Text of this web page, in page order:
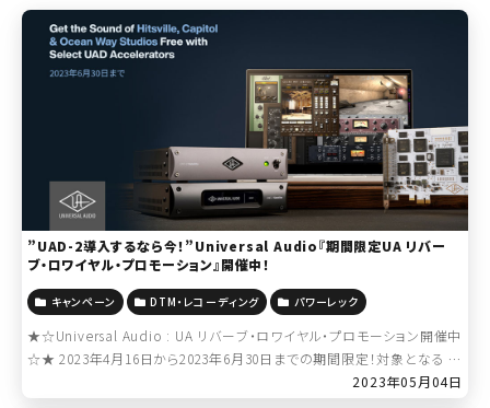
”UAD-2導入するなら今！”Universal Audio『期間限定UA リバー
ブ・ロワイヤル・プロモーション』開催中！
キャンペーン DTM・レコーディング パワーレック
★☆Universal Audio : UA リバーブ・ロワイヤル・プロモーション開催中
☆★ 2023年4月16日から2023年6月30日までの期間限定！対象となる U
2023年05月04日